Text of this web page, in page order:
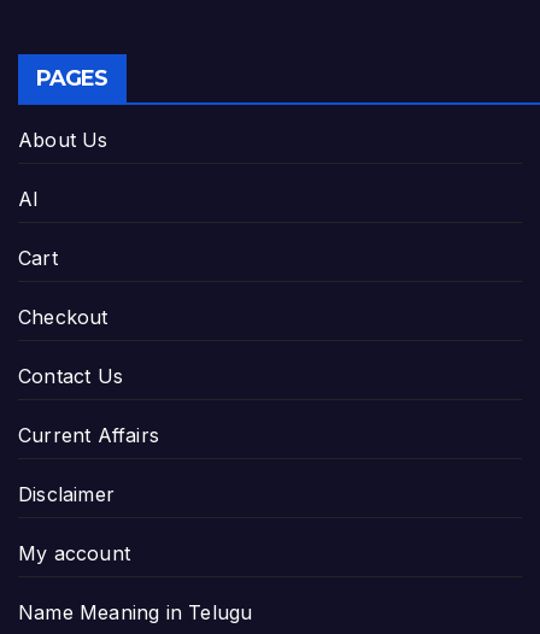
PAGES
About Us
AI
Cart
Checkout
Contact Us
Current Affairs
Disclaimer
My account
Name Meaning in Telugu